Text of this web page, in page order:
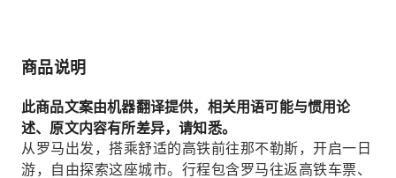
捕捉山谷及其古老寺庙的壮丽全景
商品说明
此商品文案由机器翻译提供，相关用语可能与惯用论
述、原文内容有所差异，请知悉。
从罗马出发，搭乘舒适的高铁前往那不勒斯，开启一日
游，自由探索这座城市。行程包含罗马往返高铁车票、